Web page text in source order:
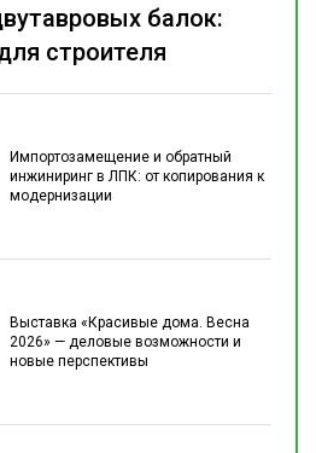
Импортозамещение и обратный
инжиниринг в ЛПК: от копирования к
модернизации
Выставка «Красивые дома. Весна
2026» — деловые возможности и
новые перспективы
балок:
строителя